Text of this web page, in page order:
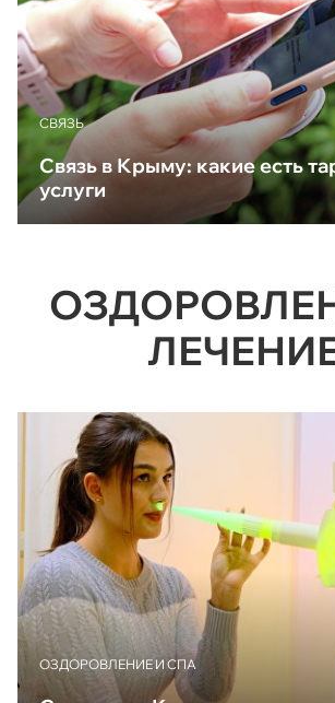
CВЯЗЬ
Связь в Крыму: какие есть
услуги
ОЗДОРОВЛЕНИЕ И СПА